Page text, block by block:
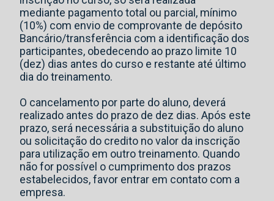
mediante pagamento total ou parcial, mínimo
(10%) com envio de comprovante de depósito
Bancário/transferência com a identificação dos
participantes, obedecendo ao prazo limite 10
(dez) dias antes do curso e restante até último
dia do treinamento.
O cancelamento por parte do aluno, deverá
realizado antes do prazo de dez dias. Após este
prazo, será necessária a substituição do aluno
ou solicitação do credito no valor da inscrição
para utilização em outro treinamento. Quando
não for possível o cumprimento dos prazos
estabelecidos, favor entrar em contato com a
empresa.